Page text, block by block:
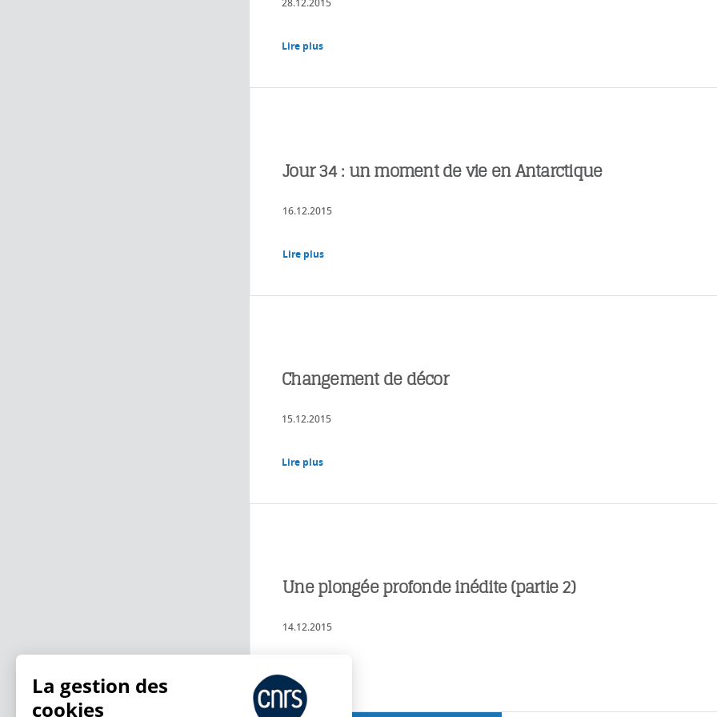
28.12.2015
Lire plus
Jour 34 : un moment de vie en Antarctique
16.12.2015
Lire plus
Changement de décor
15.12.2015
Lire plus
Une plongée profonde inédite (partie 2)
14.12.2015
La gestion des
cookies